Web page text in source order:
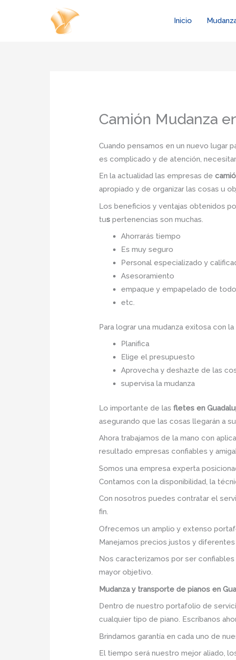
Inicio
Camión Mudanza
Cuando pensamos en un nuevo lugar
es complicado y de atención,
En la actualidad las empresas de
apropiado y de organizar las cosas u
Los beneficios y ventajas obtenidos
tuspertenencias son muchas.
Ahorrarás tiempo
Es muy seguro
Personal especializado y
Asesoramiento
empaque y empapelado de
etc.
Para lograr una mudanza exitosa con
Planifica
Elige el presupuesto
Aprovecha y deshazte de las
supervisa la mudanza
Lo importante de lasfletes en
asegurando que las cosas llegarán a
Ahora trabajamos de la mano con
resultado empresas confiables y
Somos una empresa experta
Contamos con la disponibilidad, la
Con nosotros puedes contratar el
fin.
Ofrecemos un amplio y extenso
Manejamos precios justos y diferentes
Nos caracterizamos por ser
mayor objetivo.
Mudanza y transporte de pianos en
Dentro de nuestro portafolio de
cualquier tipo de piano. Escríbanos
Brindamos garantía en cada uno de
El tiempo será nuestro mejor aliado,